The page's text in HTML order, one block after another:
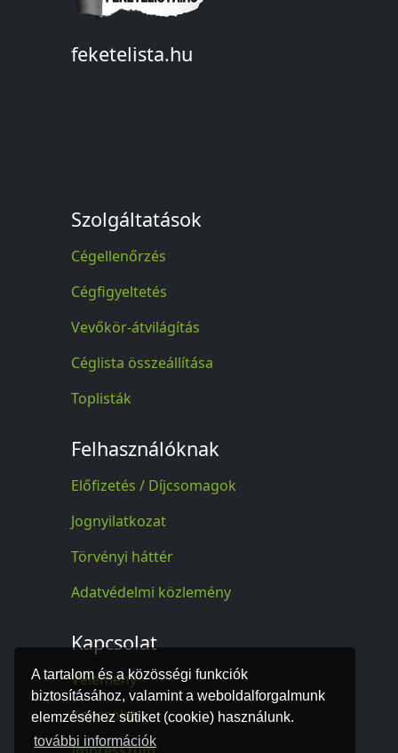
A tartalom és a közösségi funkciók
biztosításához, valamint a weboldalforgalmunk
elemzéséhez sütiket (cookie) használunk.
további információk
feketelista.hu
Szolgáltatások
Cégellenőrzés
Cégfigyeltetés
Vevőkör-átvilágítás
Céglista összeállítása
Toplisták
Felhasználóknak
Előfizetés / Díjcsomagok
Jognyilatkozat
Törvényi háttér
Adatvédelmi közlemény
Kapcsolat
Vélemény
Kapcsolat